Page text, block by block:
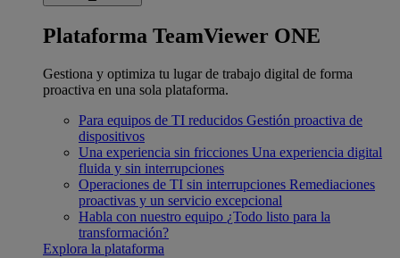
Plataforma TeamViewer ONE
Gestiona y optimiza tu lugar de trabajo digital de forma
proactiva en una sola plataforma.
Para equipos de TI reducidos Gestión proactiva de
dispositivos
Una experiencia sin fricciones Una experiencia digital
fluida y sin interrupciones
Operaciones de TI sin interrupciones Remediaciones
proactivas y un servicio excepcional
Habla con nuestro equipo ¿Todo listo para la
transformación?
Explora la plataforma